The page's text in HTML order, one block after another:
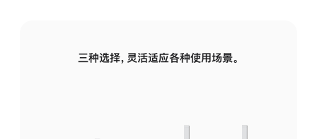
三种选择，灵活适应各种使用场景。